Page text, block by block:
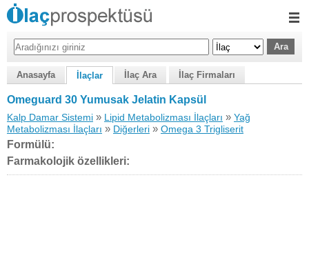
Anasayfa İlaçlar İlaç Ara İlaç Firmaları
Omeguard 30 Yumusak Jelatin Kapsül
Kalp Damar Sistemi » Lipid Metabolizması İlaçları » Yağ
Metabolizması İlaçları » Diğerleri » Omega 3 Trigliserit
Formülü:
Farmakolojik özellikleri: